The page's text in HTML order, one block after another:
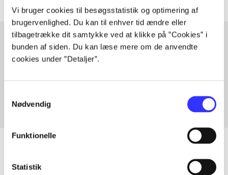
Vi bruger cookies til besøgsstatistik og optimering af
brugervenlighed. Du kan til enhver tid ændre eller
tilbagetrække dit samtykke ved at klikke på ”Cookies” i
bunden af siden. Du kan læse mere om de anvendte
cookies under ”Detaljer”.
Nødvendig
Funktionelle
Statistik
Artikler med samme emner